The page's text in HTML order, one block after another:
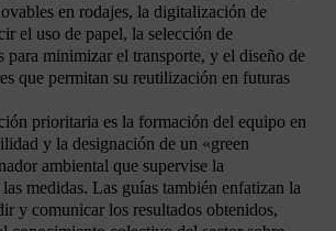
en rodajes, la digitalización de
el uso de papel, la selección de
para minimizar el transporte, y el diseño de
que permitan su reutilización en futuras
prioritaria es la formación del equipo en
y la designación de un «green
ambiental que supervise la
medidas. Las guías también enfatizan la
y comunicar los resultados obtenidos,